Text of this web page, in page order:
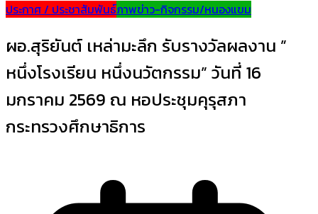
ประกาศ / ประชาสัมพันธ์ภาพข่าว-กิจกรรม/หนองแขม
ผอ.สุริยันต์ เหล่ามะลึก รับรางวัลผลงาน ”
หนึ่งโรงเรียน หนึ่งนวัตกรรม” วันที่ 16
มกราคม 2569 ณ หอประชุมคุรุสภา
กระทรวงศึกษาธิการ